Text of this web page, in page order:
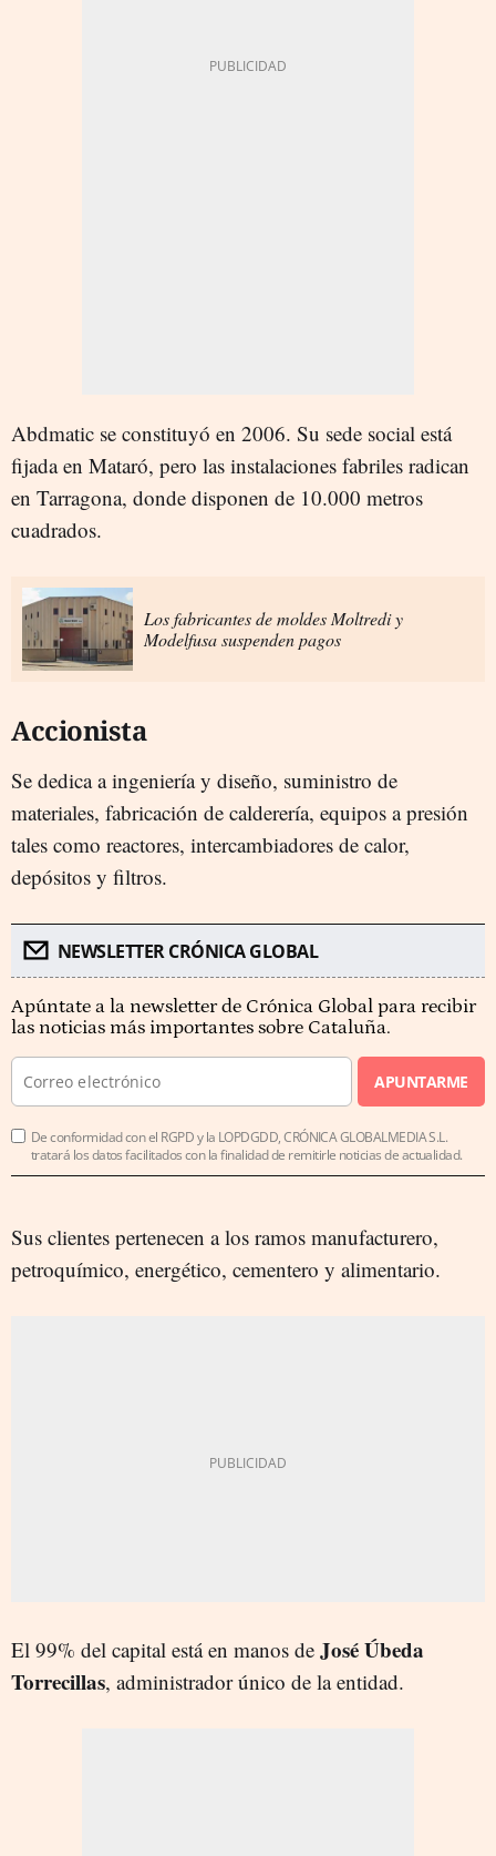
Abdmatic se constituyó en 2006. Su sede social está
fijada en Mataró, pero las instalaciones fabriles radican
en Tarragona, donde disponen de 10.000 metros
cuadrados.
Los fabricantes de moldes Moltredi y
Modelfusa suspenden pagos
Accionista
Se dedica a ingeniería y diseño, suministro de
materiales, fabricación de calderería, equipos a presión
tales como reactores, intercambiadores de calor,
depósitos y filtros.
NEWSLETTER CRÓNICA GLOBAL
Apúntate a la newsletter de Crónica Global para recibir
las noticias más importantes sobre Cataluña.
APUNTARME
De conformidad con el RGPD y la LOPDGDD, CRÓNICA GLOBALMEDIA S.L.
tratará los datos facilitados con la finalidad de remitirle noticias de actualidad.
Sus clientes pertenecen a los ramos manufacturero,
petroquímico, energético, cementero y alimentario.
El 99% del capital está en manos de José Úbeda
Torrecillas, administrador único de la entidad.